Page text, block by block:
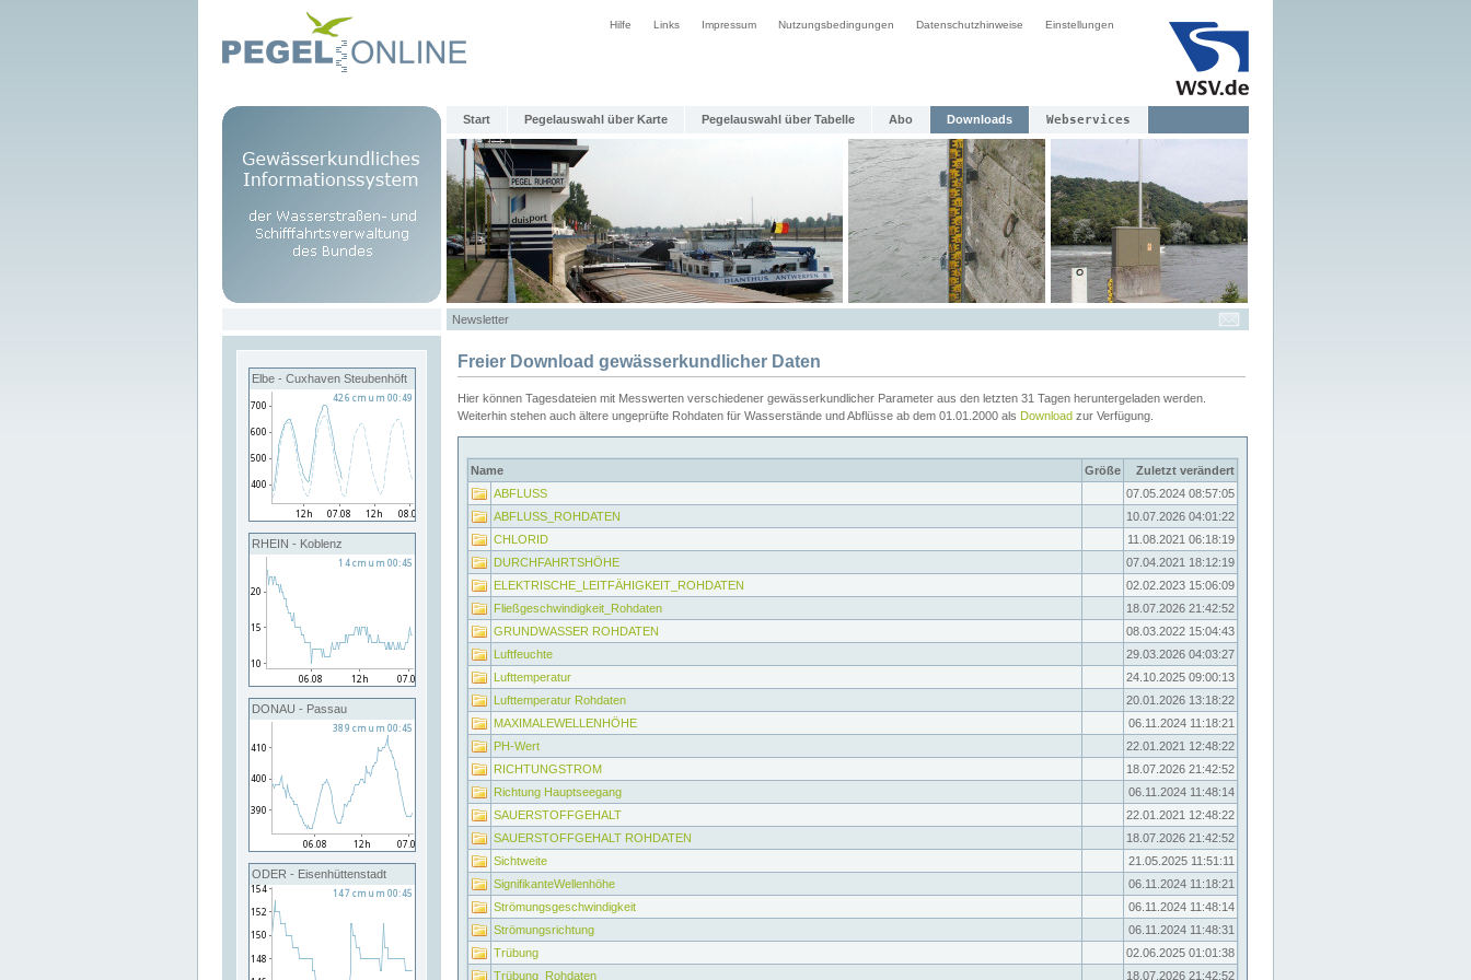
Hilfe Links Impressum Nutzungsbedingungen Datenschutzhinweise Einstellungen
Start Pegelauswahl über Karte Pegelauswahl über Tabelle Abo Downloads Webservices
Newsletter
Elbe - Cuxhaven Steubenhöft
RHEIN - Koblenz
DONAU - Passau
ODER - Eisenhüttenstadt
Freier Download gewässerkundlicher Daten
Hier können Tagesdateien mit Messwerten verschiedener gewässerkundlicher Parameter aus den letzten 31 Tagen heruntergeladen werden.
Weiterhin stehen auch ältere ungeprüfte Rohdaten für Wasserstände und Abflüsse ab dem 01.01.2000 als Download zur Verfügung.
Name Größe
Zuletzt verändert
ABFLUSS
07.05.2024 08:57:05
ABFLUSS_ROHDATEN
10.07.2026 04:01:22
CHLORID
11.08.2021 06:18:19
DURCHFAHRTSHÖHE
07.04.2021 18:12:19
ELEKTRISCHE_LEITFÄHIGKEIT_ROHDATEN
02.02.2023 15:06:09
Fließgeschwindigkeit_Rohdaten
18.07.2026 21:42:52
GRUNDWASSER ROHDATEN
08.03.2022 15:04:43
Luftfeuchte
29.03.2026 04:03:27
Lufttemperatur
24.10.2025 09:00:13
Lufttemperatur Rohdaten
20.01.2026 13:18:22
MAXIMALEWELLENHÖHE
06.11.2024 11:18:21
PH-Wert
22.01.2021 12:48:22
RICHTUNGSTROM
18.07.2026 21:42:52
Richtung Hauptseegang
06.11.2024 11:48:14
SAUERSTOFFGEHALT
22.01.2021 12:48:22
SAUERSTOFFGEHALT ROHDATEN
18.07.2026 21:42:52
Sichtweite
21.05.2025 11:51:11
SignifikanteWellenhöhe
06.11.2024 11:18:21
Strömungsgeschwindigkeit
06.11.2024 11:48:14
Strömungsrichtung
06.11.2024 11:48:31
Trübung
02.06.2025 01:01:38
Trübung_Rohdaten
18.07.2026 21:42:52